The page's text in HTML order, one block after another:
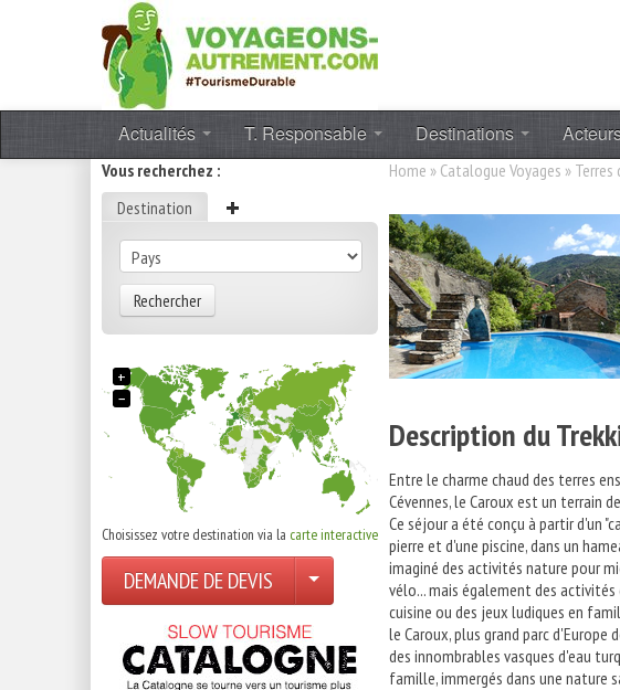
Actualités T. Responsable Destinations
Vous recherchez :
Destination
Rechercher
+
−
Choisissez votre destination via la carte interactive
DEMANDE DE DEVIS
Home » Catalogue Voyages » Terres
Description du
Entre le charme chaud des terres
Cévennes, le Caroux est un terrain
Ce séjour a été conçu à partir d'un
pierre et d'une piscine, dans un
imaginé des activités nature pour
vélo... mais également des
cuisine ou des jeux ludiques en
le Caroux, plus grand parc
des innombrables vasques d'eau
famille, immergés dans une nature